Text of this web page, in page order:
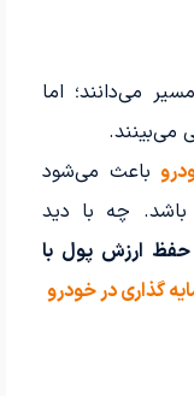
می‌دانند؛ اما
می‌بینند.
باعث می‌شود
باشد. چه با دید
حفظ ارزش پول با
گذاری در خودرو